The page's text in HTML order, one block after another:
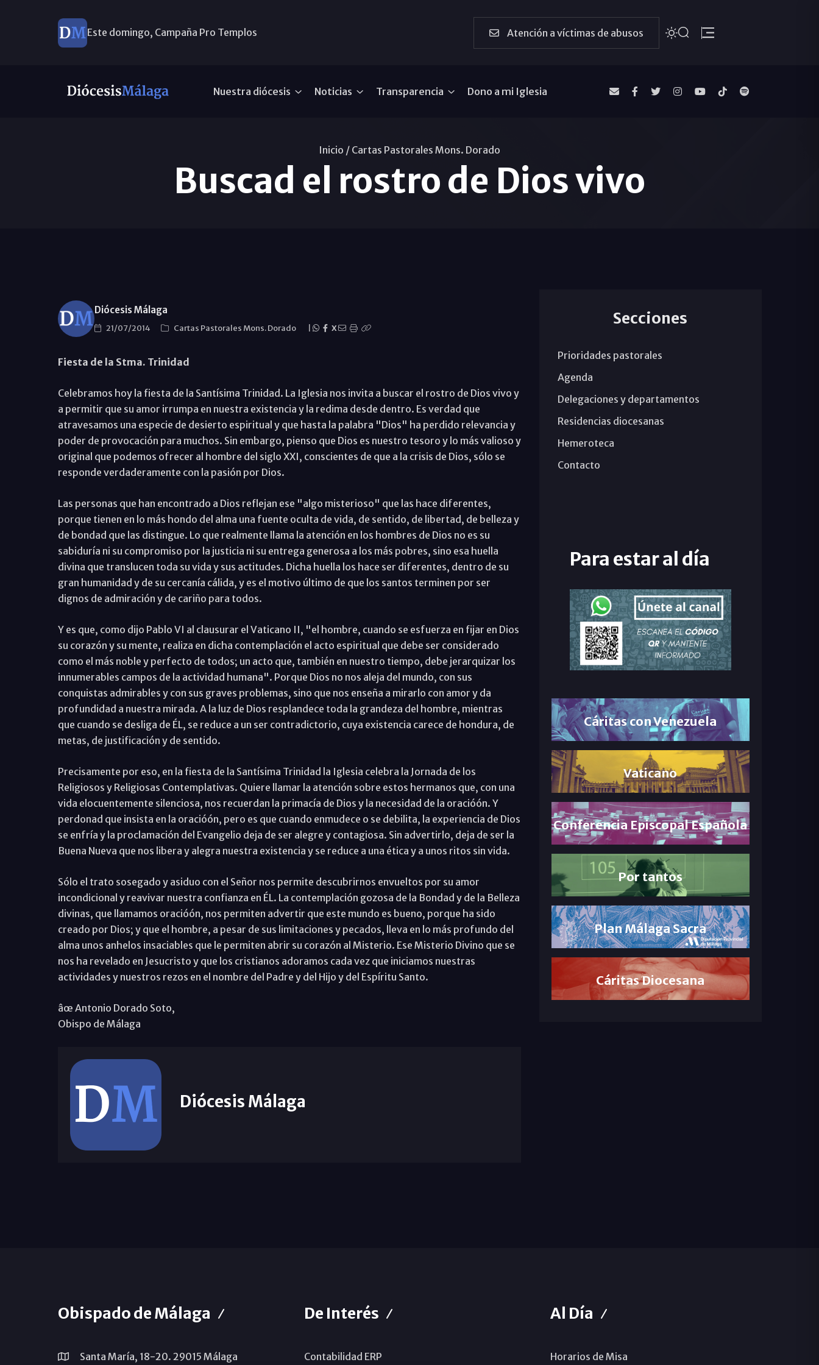
Este domingo, Campaña Pro Templos Atención a víctimas de abusos
Nuestra diócesis Noticias Transparencia Dono a mi Iglesia
Inicio / Cartas Pastorales Mons. Dorado
Buscad el rostro de Dios vivo
Diócesis Málaga
21/07/2014 Cartas Pastorales Mons. Dorado X
Fiesta de la Stma. Trinidad
Celebramos hoy la fiesta de la Santísima Trinidad. La Iglesia nos invita a buscar el rostro de Dios vivo y
a permitir que su amor irrumpa en nuestra existencia y la redima desde dentro. Es verdad que
atravesamos una especie de desierto espiritual y que hasta la palabra "Dios" ha perdido relevancia y
poder de provocación para muchos. Sin embargo, pienso que Dios es nuestro tesoro y lo más valioso y
original que podemos ofrecer al hombre del siglo XXI, conscientes de que a la crisis de Dios, sólo se
responde verdaderamente con la pasión por Dios.
Las personas que han encontrado a Dios reflejan ese "algo misterioso" que las hace diferentes,
porque tienen en lo más hondo del alma una fuente oculta de vida, de sentido, de libertad, de belleza y
de bondad que las distingue. Lo que realmente llama la atención en los hombres de Dios no es su
sabiduría ni su compromiso por la justicia ni su entrega generosa a los más pobres, sino esa huella
divina que translucen toda su vida y sus actitudes. Dicha huella los hace ser diferentes, dentro de su
gran humanidad y de su cercanía cálida, y es el motivo último de que los santos terminen por ser
dignos de admiración y de cariño para todos.
Y es que, como dijo Pablo VI al clausurar el Vaticano II, "el hombre, cuando se esfuerza en fijar en Dios
su corazón y su mente, realiza en dicha contemplación el acto espiritual que debe ser considerado
como el más noble y perfecto de todos; un acto que, también en nuestro tiempo, debe jerarquizar los
innumerables campos de la actividad humana". Porque Dios no nos aleja del mundo, con sus
conquistas admirables y con sus graves problemas, sino que nos enseña a mirarlo con amor y da
profundidad a nuestra mirada. A la luz de Dios resplandece toda la grandeza del hombre, mientras
que cuando se desliga de ÉL, se reduce a un ser contradictorio, cuya existencia carece de hondura, de
metas, de justificación y de sentido.
Precisamente por eso, en la fiesta de la Santísima Trinidad la Iglesia celebra la Jornada de los
Religiosos y Religiosas Contemplativas. Quiere llamar la atención sobre estos hermanos que, con una
vida elocuentemente silenciosa, nos recuerdan la primacía de Dios y la necesidad de la oracióón. Y
perdonad que insista en la oracióón, pero es que cuando enmudece o se debilita, la experiencia de Dios
se enfría y la proclamación del Evangelio deja de ser alegre y contagiosa. Sin advertirlo, deja de ser la
Buena Nueva que nos libera y alegra nuestra existencia y se reduce a una ética y a unos ritos sin vida.
Sólo el trato sosegado y asiduo con el Señor nos permite descubrirnos envueltos por su amor
incondicional y reavivar nuestra confianza en ÉL. La contemplación gozosa de la Bondad y de la Belleza
divinas, que llamamos oracióón, nos permiten advertir que este mundo es bueno, porque ha sido
creado por Dios; y que el hombre, a pesar de sus limitaciones y pecados, lleva en lo más profundo del
alma unos anhelos insaciables que le permiten abrir su corazón al Misterio. Ese Misterio Divino que se
nos ha revelado en Jesucristo y que los cristianos adoramos cada vez que iniciamos nuestras
actividades y nuestros rezos en el nombre del Padre y del Hijo y del Espíritu Santo.
âœ Antonio Dorado Soto,
Obispo de Málaga
Diócesis Málaga
Secciones
Prioridades pastorales
Agenda
Delegaciones y departamentos
Residencias diocesanas
Hemeroteca
Contacto
Para estar al día
Cáritas con Venezuela
Vaticano
Conferencia Episcopal Española
Por tantos
Plan Málaga Sacra
Cáritas Diocesana
Obispado de Málaga
Santa María, 18-20. 29015 Málaga
De Interés
Contabilidad ERP
Al Día
Horarios de Misa